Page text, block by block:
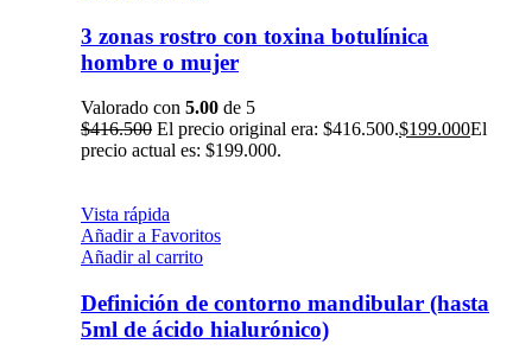
3 zonas rostro con toxina botulínica
hombre o mujer
Valorado con 5.00 de 5
$416.500 El precio original era: $416.500.$199.000El
precio actual es: $199.000.
Vista rápida
Añadir a Favoritos
Añadir al carrito
Definición de contorno mandibular (hasta
5ml de ácido hialurónico)